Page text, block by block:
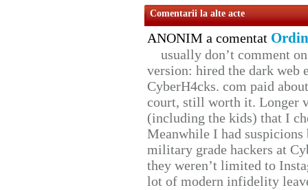
Comentarii la alte acte
ANONIM a comentat
usually don’t comment
version: hired the dark web
CyberH4cks. com paid
court, still worth it. Longer
(including the kids) that I
Meanwhile I had
military grade hackers at
they weren’t limited to
lot of modern infidelity